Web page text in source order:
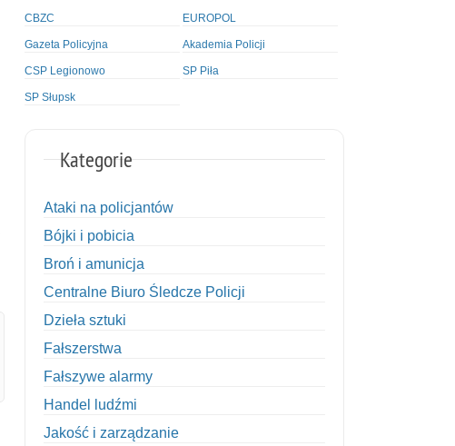
CBZC EUROPOL
Gazeta Policyjna Akademia Policji
CSP Legionowo SP Piła
SP Słupsk
Kategorie
Ataki na policjantów
Bójki i pobicia
Broń i amunicja
Centralne Biuro Śledcze Policji
Dzieła sztuki
Fałszerstwa
Fałszywe alarmy
Handel ludźmi
Jakość i zarządzanie